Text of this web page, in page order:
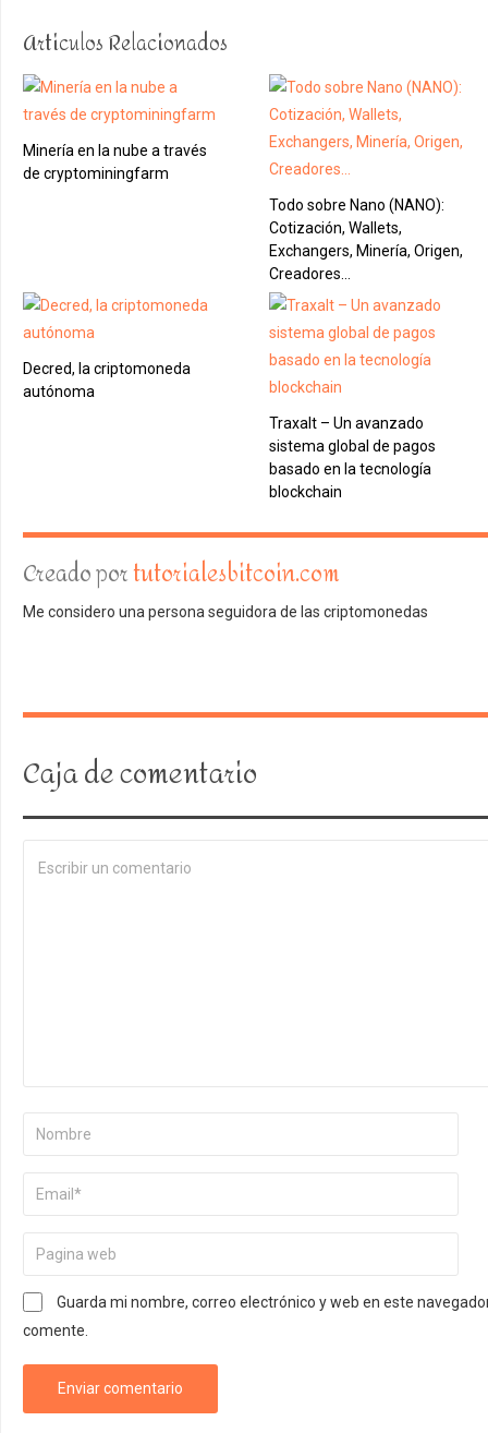
Articulos Relacionados
Minería en la nube a través
de cryptominingfarm
Todo sobre Nano (NANO):
Cotización, Wallets,
Exchangers, Minería, Origen,
Creadores…
Decred, la criptomoneda
autónoma
Traxalt – Un avanzado
sistema global de pagos
basado en la tecnología
blockchain
Creado portutorialesbitcoin.com
Me considero una persona seguidora de las criptomonedas
Caja de comentario
Guarda mi nombre, correo electrónico y web en este
comente.